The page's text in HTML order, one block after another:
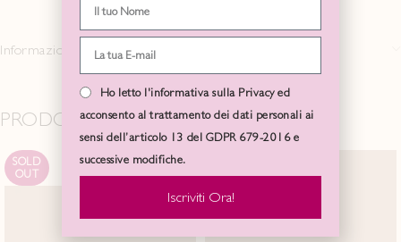
Informazioni aggiuntive
PRODOTTI CORRELATI
SOLD
OUT
Ho letto l'informativa sulla Privacy ed
acconsento al trattamento dei dati personali ai
sensi dell’articolo 13 del GDPR 679-2016 e
successive modifiche.
Iscriviti Ora!